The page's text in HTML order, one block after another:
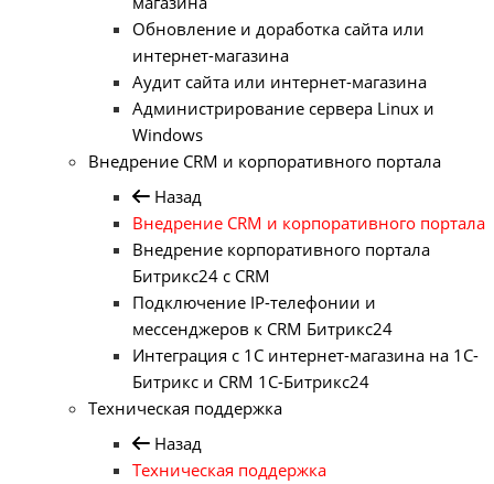
Обновление и доработка сайта или
интернет-магазина
Аудит сайта или интернет-магазина
Администрирование сервера Linux и
Windows
Внедрение CRM и корпоративного портала
Назад
Внедрение CRM и корпоративного портала
Внедрение корпоративного портала
Битрикс24 с CRM
Подключение IP-телефонии и
мессенджеров к CRM Битрикс24
Интеграция с 1С интернет-магазина на 1С-
Битрикс и CRM 1С-Битрикс24
Техническая поддержка
Назад
Техническая поддержка